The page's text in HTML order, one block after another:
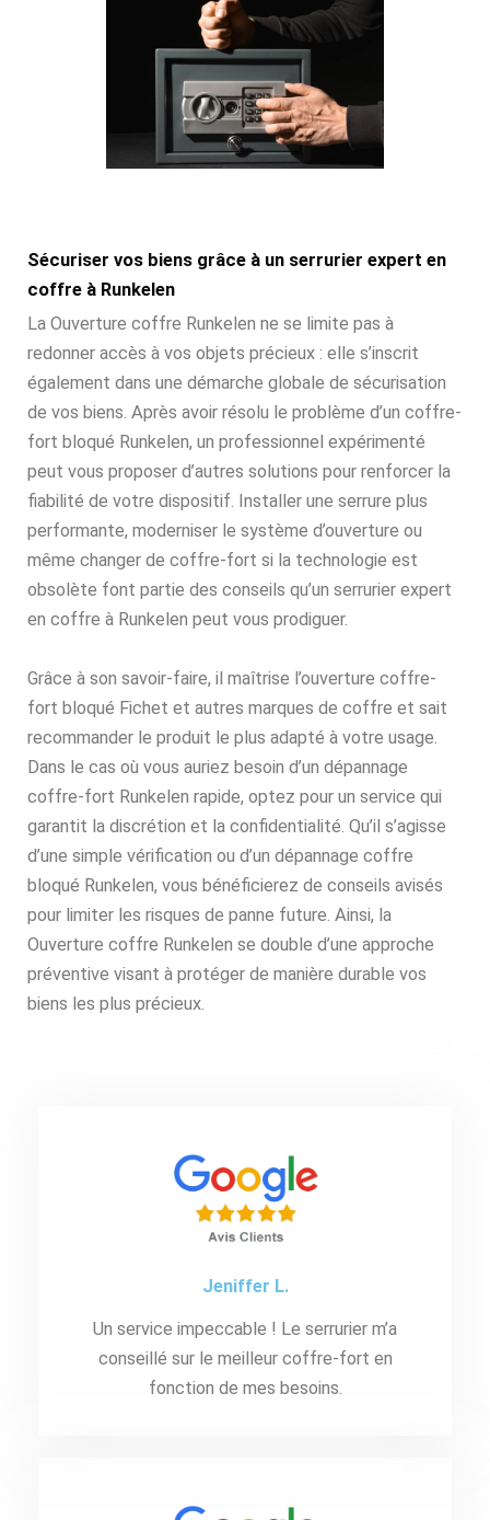
Sécuriser vos biens grâce à un serrurier expert en
coffre à Runkelen
La Ouverture coffre Runkelen ne se limite pas à
redonner accès à vos objets précieux : elle s’inscrit
également dans une démarche globale de sécurisation
de vos biens. Après avoir résolu le problème d’un coffre-
fort bloqué Runkelen, un professionnel expérimenté
peut vous proposer d’autres solutions pour renforcer la
fiabilité de votre dispositif. Installer une serrure plus
performante, moderniser le système d’ouverture ou
même changer de coffre-fort si la technologie est
obsolète font partie des conseils qu’un serrurier expert
en coffre à Runkelen peut vous prodiguer.
Grâce à son savoir-faire, il maîtrise l’ouverture coffre-
fort bloqué Fichet et autres marques de coffre et sait
recommander le produit le plus adapté à votre usage.
Dans le cas où vous auriez besoin d’un dépannage
coffre-fort Runkelen rapide, optez pour un service qui
garantit la discrétion et la confidentialité. Qu’il s’agisse
d’une simple vérification ou d’un dépannage coffre
bloqué Runkelen, vous bénéficierez de conseils avisés
pour limiter les risques de panne future. Ainsi, la
Ouverture coffre Runkelen se double d’une approche
préventive visant à protéger de manière durable vos
biens les plus précieux.
Jeniffer L.
Un service impeccable ! Le serrurier m’a
conseillé sur le meilleur coffre-fort en
fonction de mes besoins.